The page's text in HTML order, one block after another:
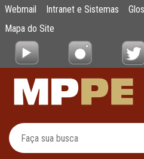
Pular para o Conteúdo principal
MPPE orienta que
Webmail Intranet e Sistemas
Mapa do Site